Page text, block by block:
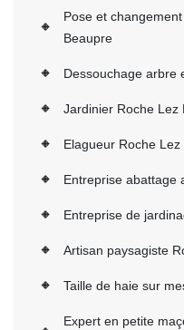
Pose et
Beaupre
Dessouchage arbre
Jardinier Roche Lez
Elagueur Roche
Entreprise abattage
Entreprise de
Artisan paysagiste
Taille de haie sur
Expert en petite